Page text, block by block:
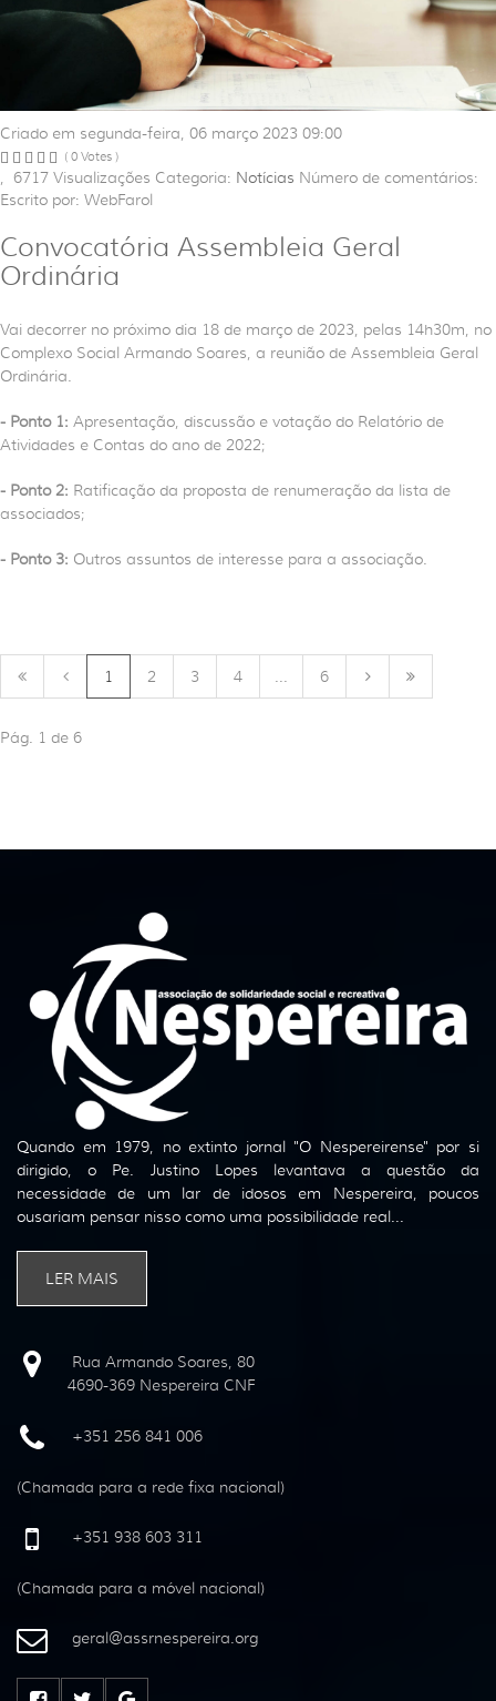
Criado em segunda-feira, 06 março 2023 09:00
( 0 Votes )
, 6717 Visualizações Categoria: Notícias Número de comentários:
Escrito por: WebFarol
Convocatória Assembleia Geral
Ordinária
Vai decorrer no próximo dia 18 de março de 2023, pelas 14h30m, no
Complexo Social Armando Soares, a reunião de Assembleia Geral
Ordinária.
- Ponto 1: Apresentação, discussão e votação do Relatório de
Atividades e Contas do ano de 2022;
- Ponto 2: Ratificação da proposta de renumeração da lista de
associados;
- Ponto 3: Outros assuntos de interesse para a associação.
1 2 3 4 ... 6
Pág. 1 de 6
Quando em 1979, no extinto jornal "O Nespereirense" por si
dirigido, o Pe. Justino Lopes levantava a questão da
necessidade de um lar de idosos em Nespereira, poucos
ousariam pensar nisso como uma possibilidade real...
LER MAIS
Rua Armando Soares, 80
4690-369 Nespereira CNF
+351 256 841 006
(Chamada para a rede fixa nacional)
+351 938 603 311
(Chamada para a móvel nacional)
geral@assrnespereira.org